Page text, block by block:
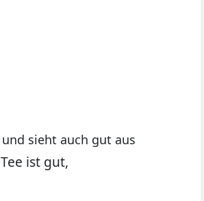
sieht auch gut aus
ist gut,